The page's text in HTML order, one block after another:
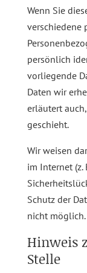
Wenn Sie
verschiedene
persönlich
vorliegende
Daten wir
erläutert
geschieht.
Wir weisen
im Internet (z.
Schutz der
nicht möglich.
Hinweis
Stelle